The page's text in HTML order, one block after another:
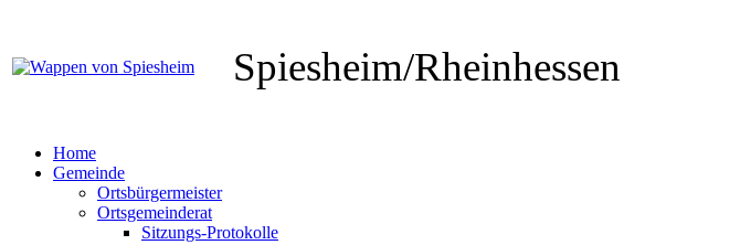
Spiesheim/Rheinhessen
Home
Gemeinde
Ortsbürgermeister
Ortsgemeinderat
Sitzungs-Protokolle